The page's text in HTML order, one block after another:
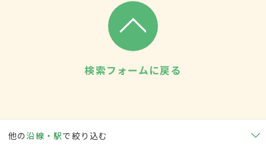
検索フォームに戻る
他の沿線・駅で絞り込む